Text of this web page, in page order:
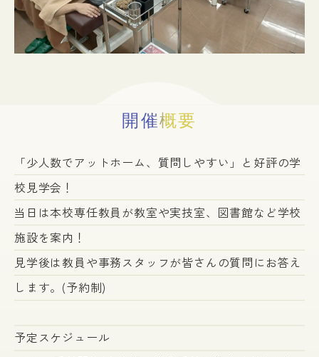
対象者別
開催概要
「少人数でアットホーム、質問しやすい」と好評の学
校見学会！
当日は本校専任教員が教室や実技室、図書館など学校
施設を案内！
見学後は教員や事務スタッフが皆さんの質問にお答え
します。(予約制)
予定スケジュール